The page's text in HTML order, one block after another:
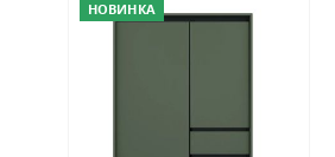
НОВИНКА